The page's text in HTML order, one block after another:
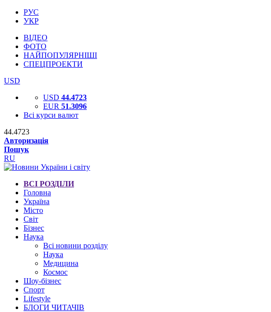
РУС
УКР
ВІДЕО
ФОТО
НАЙПОПУЛЯРНІШІ
СПЕЦПРОЕКТИ
USD
USD 44.4723
EUR 51.3096
Всі курси валют
44.4723
Авторизація
Пошук
RU
ВСІ РОЗДІЛИ
Головна
Україна
Місто
Світ
Бізнес
Наука
Всі новини розділу
Наука
Медицина
Космос
Шоу-бізнес
Спорт
Lifestyle
БЛОГИ ЧИТАЧІВ